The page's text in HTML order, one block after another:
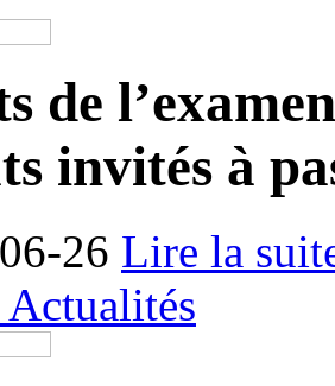
de
invités à
26 Lire la
Actualités